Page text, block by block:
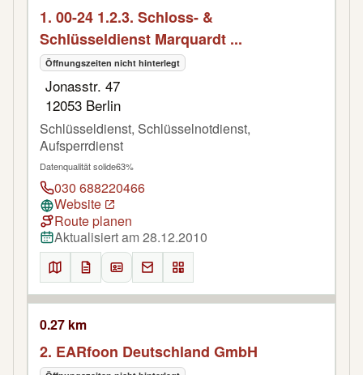
1. 00-24 1.2.3. Schloss- &
Schlüsseldienst Marquardt ...
Öffnungszeiten nicht hinterlegt
Jonasstr. 47
12053 Berlin
Schlüsseldienst, Schlüsselnotdienst,
Aufsperrdienst
Datenqualität solide63%
030 688220466
Website
Route planen
Aktualisiert am 28.12.2010
0.27 km
2. EARfoon Deutschland GmbH